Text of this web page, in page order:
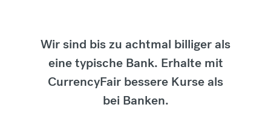
Wir sind bis zu achtmal billiger als
eine typische Bank. Erhalte mit
CurrencyFair bessere Kurse als
bei Banken.